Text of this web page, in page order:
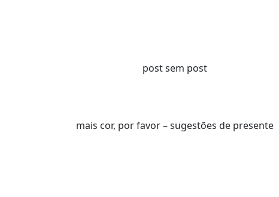
post sem post
mais cor, por favor – sugestões de presente